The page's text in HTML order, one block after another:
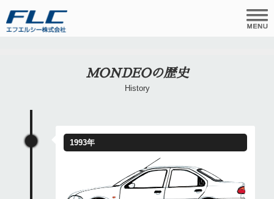
MONDEOの歴史
History
1993年